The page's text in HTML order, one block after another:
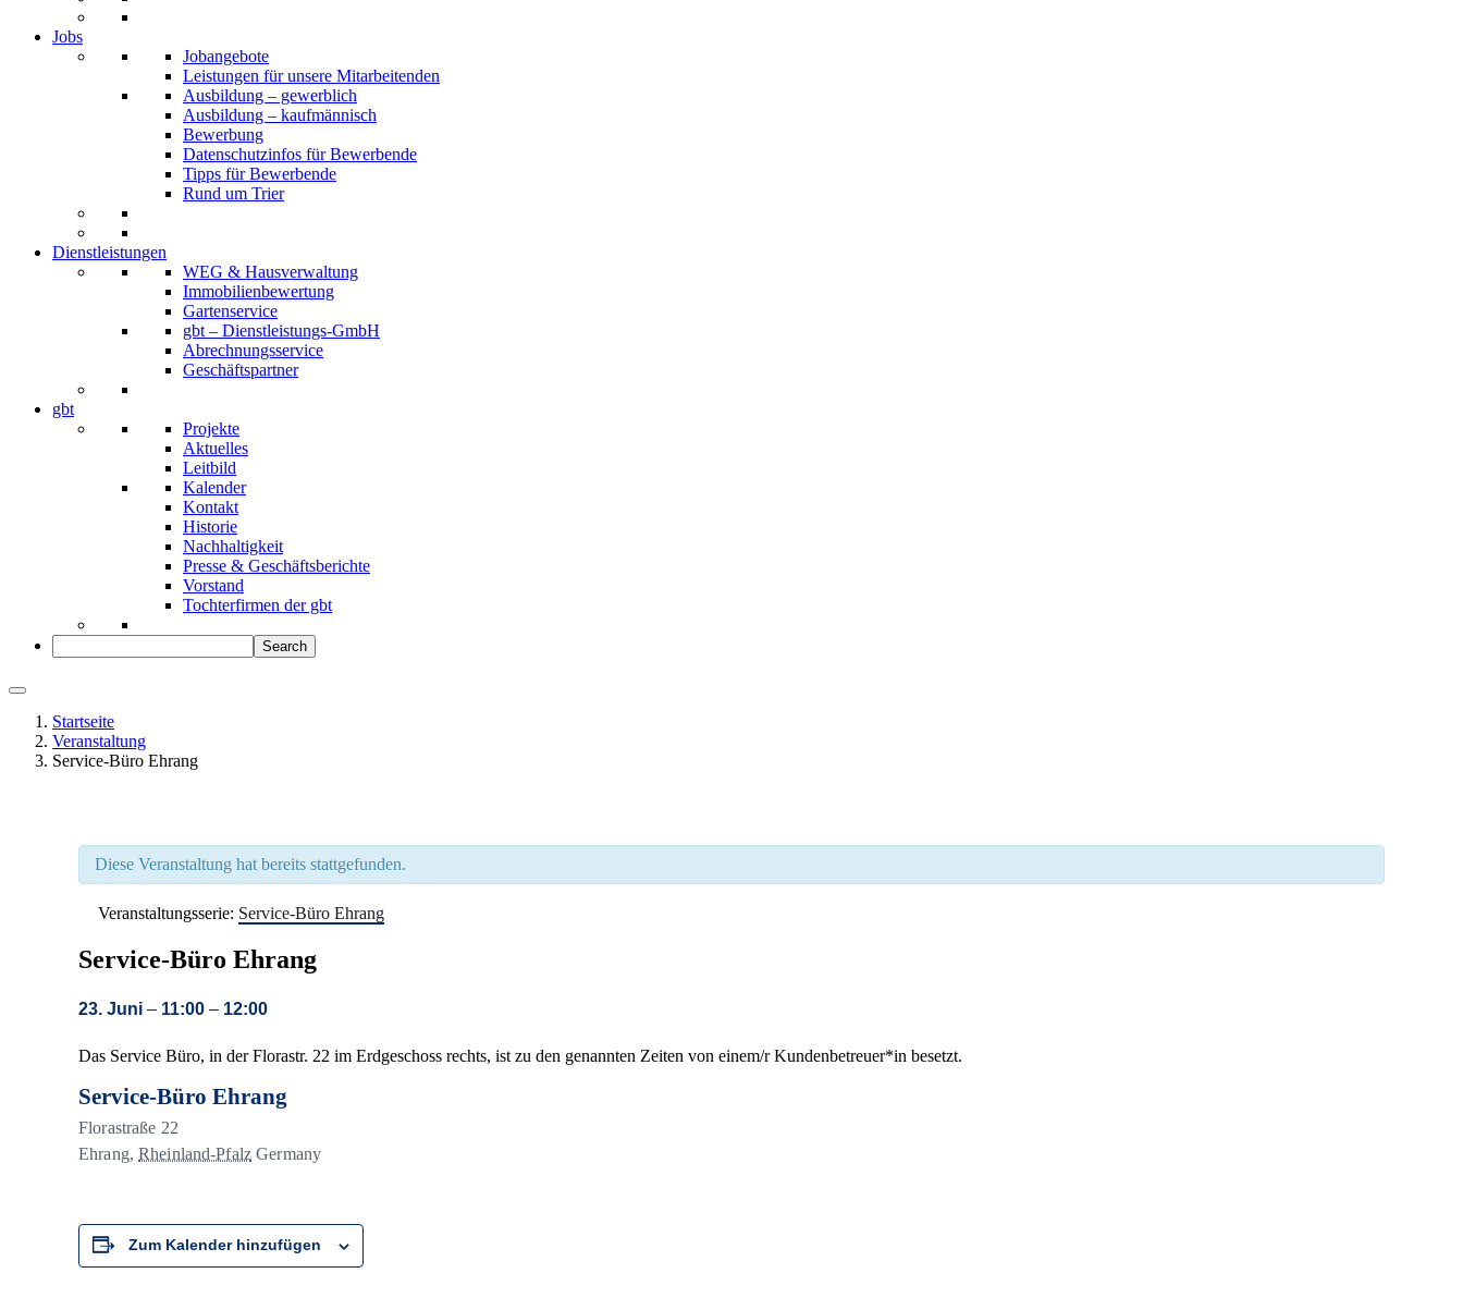
Jobs
Jobangebote
Leistungen für unsere Mitarbeitenden
Ausbildung – gewerblich
Ausbildung – kaufmännisch
Bewerbung
Datenschutzinfos für Bewerbende
Tipps für Bewerbende
Rund um Trier
Dienstleistungen
WEG & Hausverwaltung
Immobilienbewertung
Gartenservice
gbt – Dienstleistungs-GmbH
Abrechnungsservice
Geschäftspartner
gbt
Projekte
Aktuelles
Leitbild
Kalender
Kontakt
Historie
Nachhaltigkeit
Presse & Geschäftsberichte
Vorstand
Tochterfirmen der gbt
Startseite
Veranstaltung
Service-Büro Ehrang
Diese Veranstaltung hat bereits stattgefunden.
Veranstaltungsserie: Service-Büro Ehrang
Service-Büro Ehrang
23. Juni – 11:00 – 12:00
Das Service Büro, in der Florastr. 22 im Erdgeschoss rechts, ist zu den genannten Zeiten von einem/r Kundenbetreuer*in besetzt.
Service-Büro Ehrang
Florastraße 22
Ehrang, Rheinland-Pfalz Germany
Zum Kalender hinzufügen